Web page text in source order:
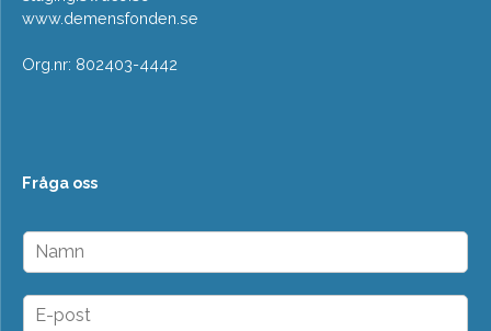
www.demensfonden.se
Org.nr: 802403-4442
Fråga oss
N
m
n
E